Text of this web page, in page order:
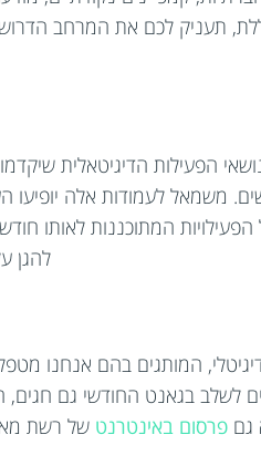
תעניק לכם את המרחב הדרוש
הפעילות הדיגיטאלית
משמאל לעמודות אלה יופיעו
המתוכננות לאותו
להגן
המותגים בהם אנחנו
לשלב בגאנט החודשי גם
גם פרסום באינטרנט של רשת